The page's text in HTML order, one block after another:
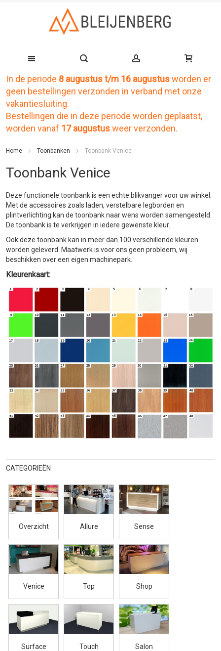
Ga
naar
de
inhoud
In de periode 8 augustus t/m 16 augustusworden er
geen bestellingen verzonden in verband met onze
vakantiesluiting.
Bestellingen die in deze periode worden geplaatst,
worden vanaf 17 augustusweer verzonden.
Home Toonbanken Toonbank Venice
Toonbank Venice
Deze functionele toonbankis een echte blikvanger voor uw winkel.
Met de accessoires zoals laden, verstelbare legborden en
plintverlichting kan de toonbanknaar wens worden samengesteld.
De toonbankis te verkrijgen in iedere gewenste kleur.
Ook deze toonbank kan in meer dan 100 verschillende kleuren
worden geleverd. Maatwerk is voor ons geen probleem, wij
beschikken over een eigen machinepark.
Kleurenkaart:
CATEGORIEËN
Overzicht Allure Sense
Venice Top Shop
Surface Touch Salon